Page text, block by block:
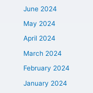
June 2024
May 2024
April 2024
March 2024
February 2024
January 2024